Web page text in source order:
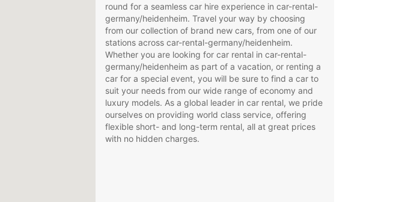
round for a seamless car hire experience in car-rental-
germany/heidenheim. Travel your way by choosing
from our collection of brand new cars, from one of our
stations across car-rental-germany/heidenheim.
Whether you are looking for car rental in car-rental-
germany/heidenheim as part of a vacation, or renting a
car for a special event, you will be sure to find a car to
suit your needs from our wide range of economy and
luxury models. As a global leader in car rental, we pride
ourselves on providing world class service, offering
flexible short- and long-term rental, all at great prices
with no hidden charges.